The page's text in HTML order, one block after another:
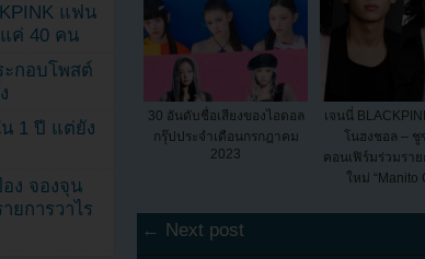
30 อันดับชื่อเสียงของไอดอล
กรุ๊ปประจำเดือนกรกฎาคม
2023
เจนนี่
โนฮงชอล – ชู
คอนเฟิร์มร่วมราย
ใหม่ “Manito
← Next post
แฟน
ค่ 40 คน
ะกอบโพสต์
1 ปี แต่ยัง
ง จองจุน
ยการวาไร